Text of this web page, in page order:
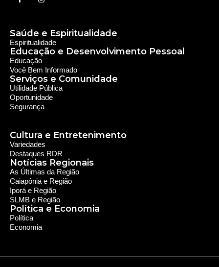
Saúde e Espiritualidade
Espiritualidade
Educação e Desenvolvimento Pessoal
Educação
Você Bem Informado
Serviços e Comunidade
Utilidade Pública
Oportunidade
Segurança
Cultura e Entretenimento
Política e Economia
Notícias Regionais
Política
Economia
As Últimas da Região
Caiapônia e Região
Iporá e Região
SLMB e Região
Variedades
Destaques RDR